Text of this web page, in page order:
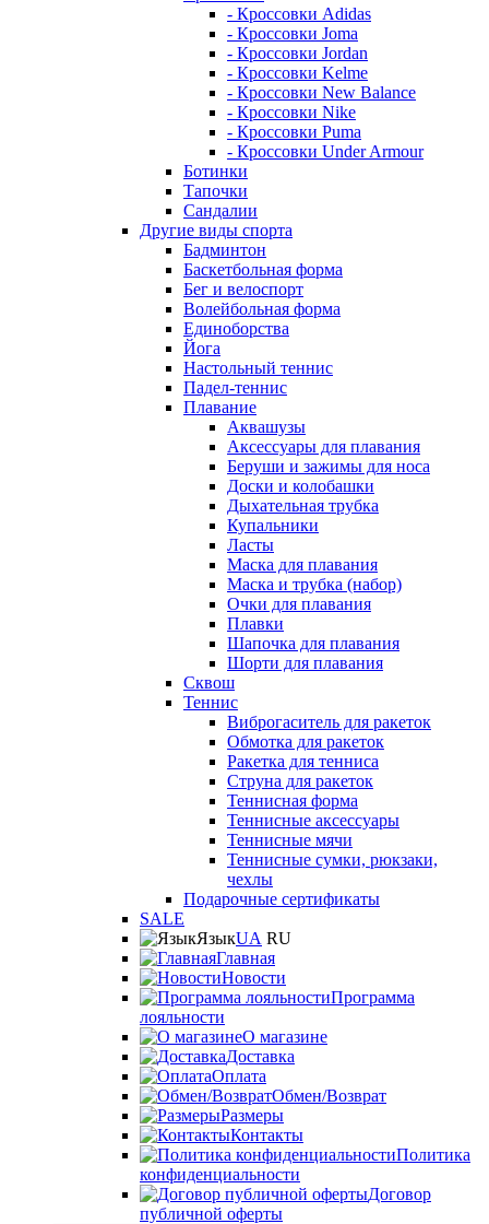
- Кроссовки Adidas
- Кроссовки Joma
- Кроссовки Jordan
- Кроссовки Kelme
- Кроссовки New Balance
- Кроссовки Nike
- Кроссовки Puma
- Кроссовки Under Armour
Ботинки
Тапочки
Сандалии
Другие виды спорта
Бадминтон
Баскетбольная форма
Бег и велоспорт
Волейбольная форма
Единоборства
Йога
Настольный теннис
Падел-теннис
Плавание
Аквашузы
Аксессуары для плавания
Беруши и зажимы для носа
Доски и колобашки
Дыхательная трубка
Купальники
Ласты
Маска для плавания
Маска и трубка (набор)
Очки для плавания
Плавки
Шапочка для плавания
Шорти для плавания
Сквош
Теннис
Виброгаситель для ракеток
Обмотка для ракеток
Ракетка для тенниса
Струна для ракеток
Теннисная форма
Теннисные аксессуары
Теннисные мячи
Теннисные сумки, рюкзаки,
чехлы
Подарочные сертификаты
SALE
ЯзыкUA RU
Главная
Новости
Программа
лояльности
О магазине
Доставка
Оплата
Обмен/Возврат
Размеры
Контакты
Политика
конфиденциальности
Договор
публичной оферты